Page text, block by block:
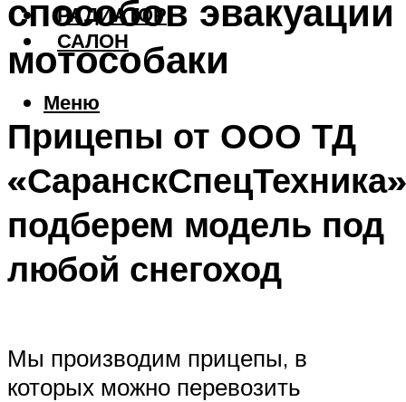
РАДИАТОР
САЛОН
Меню
способов эвакуации
мотособаки
Прицепы от ООО ТД
подберем модель под
любой снегоход
Мы производим прицепы, в
которых можно перевозить